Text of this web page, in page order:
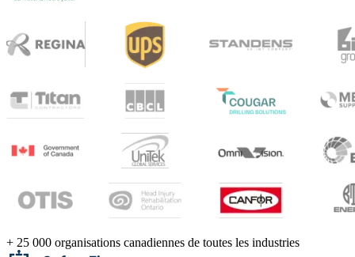
+ 25 000 organisations canadiennes de toutes les industries